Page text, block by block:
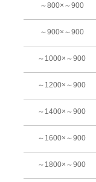
～800×～900
～900×～900
～1000×～900
～1200×～900
～1400×～900
～1600×～900
～1800×～900